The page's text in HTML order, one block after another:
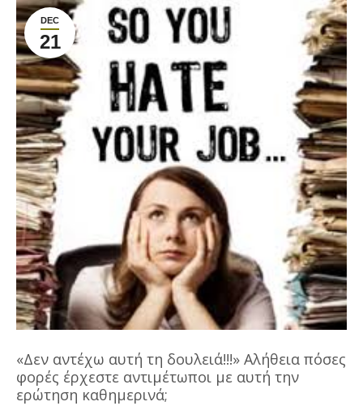
DEC
21
«Δεν αντέχω αυτή τη δουλειά!!!» Αλήθεια πόσες
φορές έρχεστε αντιμέτωποι με αυτή την
ερώτηση καθημερινά;